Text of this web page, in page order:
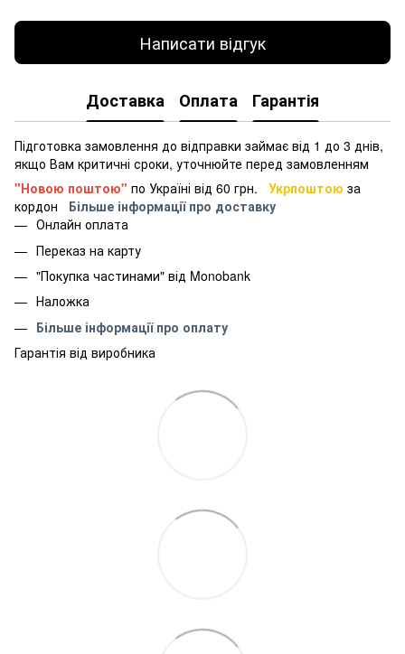
Написати відгук
Доставка Оплата Гарантія
Підготовка замовлення до відправки займає від 1 до 3 днів,
якщо Вам критичні сроки, уточнюйте перед замовленням
"Новою поштою" по Україні від 60 грн. Укрпоштою за
кордон
Більше інформації про доставку
Онлайн оплата
Переказ на карту
"Покупка частинами" від Monobank
Наложка
Більше інформації про оплату
Гарантія від виробника